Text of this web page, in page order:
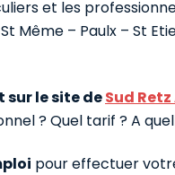
et les
Même – Paulx – St
sur le site deSud
? Quel tarif ? A
pour effectuer